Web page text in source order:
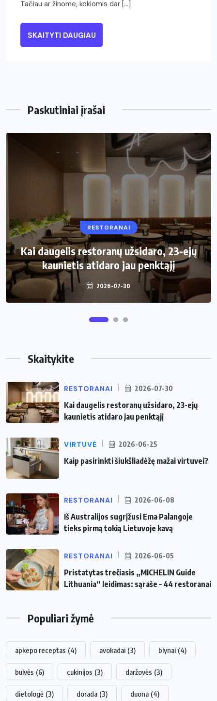
Tačiau ar žinome, kokiomis dar […]
SKAITYTI DAUGIAU
Paskutiniai įrašai
RESTORANAI
Kai daugelis restoranų užsidaro, 23-ejų
kaunietis atidaro jau penktąjį
2026-07-30
VIRTUVĖ
Kaip pasirinkti šiukšliadėžę mažai
virtuvei?
2026-06-25
Skaitykite
RESTORANAI 2026-07-30
Kai daugelis restoranų užsidaro, 23-ejų
kaunietis atidaro jau penktąjį
VIRTUVĖ 2026-06-25
Kaip pasirinkti šiukšliadėžę mažai virtuvei?
RESTORANAI 2026-06-08
Iš Australijos sugrįžusi Ema Palangoje
tieks pirmą tokią Lietuvoje kavą
RESTORANAI 2026-06-05
Pristatytas trečiasis „MICHELIN Guide
Lithuania“ leidimas: sąraše – 44 restoranai
Populiari žymė
apkepo receptas (4) avokadai (3) blynai (4)
bulvės (6) cukinijos (3) daržovės (3)
dietologė (3) dorada (3) duona (4)